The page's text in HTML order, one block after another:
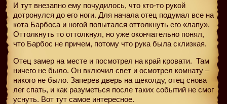
И тут внезапно ему почудилось, что кто-то рукой
дотронулся до его ноги. Для начала отец подумал все на
кота Барбоса и ногой попытался оттолкнуть его «лапу».
Оттолкнуть то оттолкнул, но уже окончательно понял,
что Барбос не причем, потому что рука была склизкая.
Отец замер на месте и посмотрел на край кровати. Там
ничего не было. Он включил свет и осмотрел комнату –
никого не было. Заперев дверь на щеколду, отец снова
лег спать, и как разуметься после таких событий не смог
уснуть. Вот тут самое интересное.